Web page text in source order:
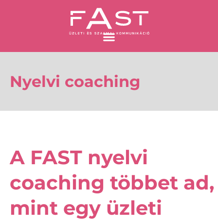
Nyelvi coaching
A FAST nyelvi
coaching többet ad,
mint egy üzleti